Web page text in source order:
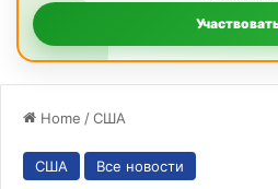
Home /США
США Все новости